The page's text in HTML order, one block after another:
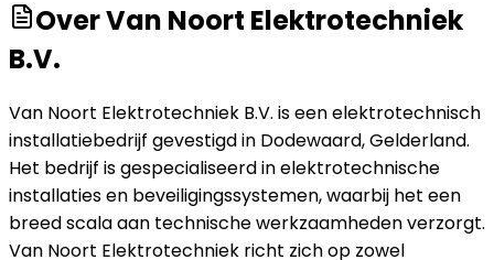
OverVan Noort Elektrotechniek
B.V.
Van Noort Elektrotechniek B.V. is een elektrotechnisch
installatiebedrijf gevestigd in Dodewaard, Gelderland.
Het bedrijf is gespecialiseerd in elektrotechnische
installaties en beveiligingssystemen, waarbij het een
breed scala aan technische werkzaamheden verzorgt.
Van Noort Elektrotechniek richt zich op zowel